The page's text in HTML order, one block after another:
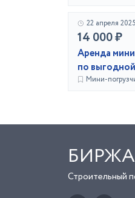
22 апреля 2025
14 000 ₽
Аренда
по
Мини-
Строительный